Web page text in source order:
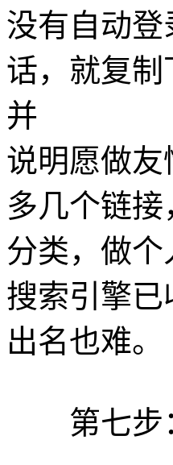
没有自动
话，就复
并
说明愿做
多几个链
分类，做
搜索引擎
出名也难。
第七步